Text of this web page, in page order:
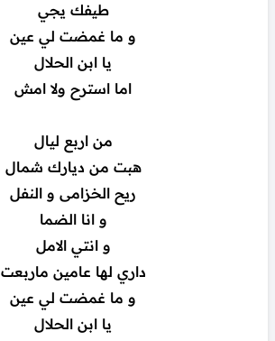
طيفك يجي
و ما غمضت لي عين
يا ابن الحلال
اما استرح ولا امش
من اربع ليال
هبت من ديارك شمال
ريح الخزامى و النفل
و انا الضما
و انتي الامل
داري لها عامين ماربعت
و ما غمضت لي عين
يا ابن الحلال